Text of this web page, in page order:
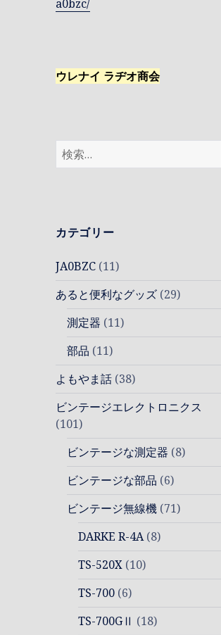
a0bzc/
ウレナイ ラヂオ商会
検
索:
カテゴリー
JA0BZC (11)
あると便利なグッズ (29)
測定器 (11)
部品 (11)
よもやま話 (38)
ビンテージエレクトロニクス
(101)
ビンテージな測定器 (8)
ビンテージな部品 (6)
ビンテージ無線機 (71)
DARKE R-4A(8)
TS-520X (10)
TS-700 (6)
TS-700GⅡ (18)